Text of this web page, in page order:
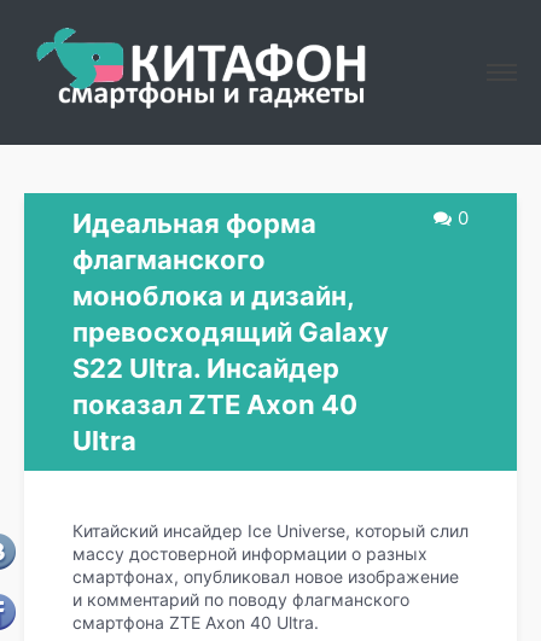
0
Идеальная форма
флагманского
моноблока и дизайн,
превосходящий Galaxy
S22 Ultra. Инсайдер
показал ZTE Axon 40
Ultra
Китайский инсайдер Ice Universe, который слил
массу достоверной информации о разных
смартфонах, опубликовал новое изображение
и комментарий по поводу флагманского
смартфона ZTE Axon 40 Ultra.